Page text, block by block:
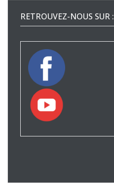
RETROUVEZ-NOUS SUR :